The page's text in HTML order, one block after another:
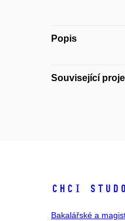
Popis
Související
Chci
Bakalářské a